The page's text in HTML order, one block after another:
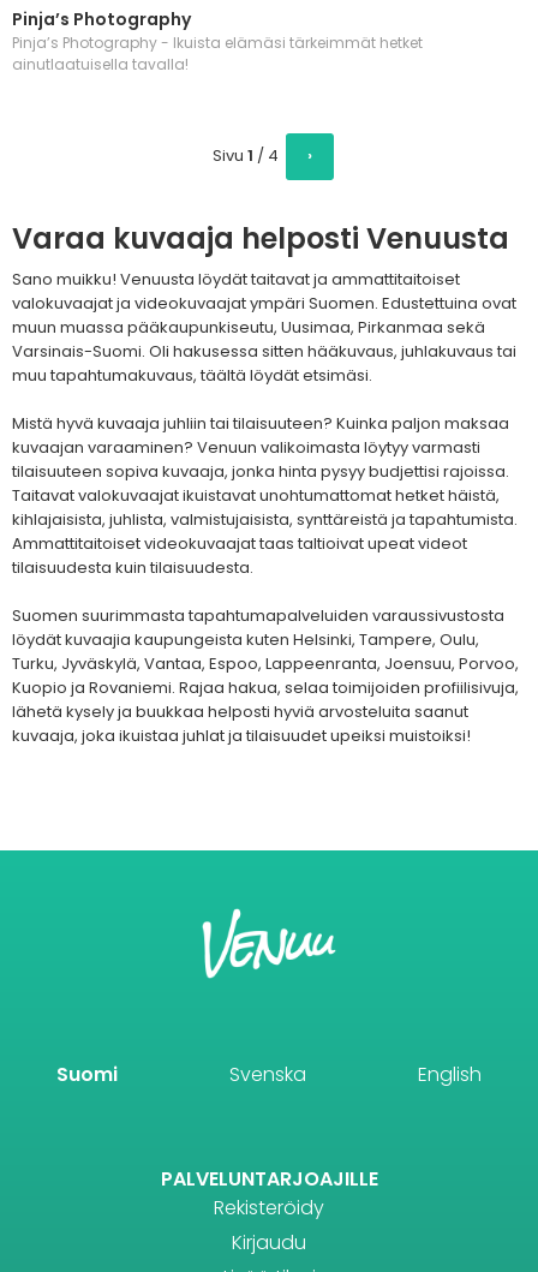
Pinja’s Photography
Pinja’s Photography - Ikuista elämäsi tärkeimmät hetket
ainutlaatuisella tavalla!
Sivu 1 / 4 ›
Varaa kuvaaja helposti Venuusta
Sano muikku! Venuusta löydät taitavat ja ammattitaitoiset
valokuvaajat ja videokuvaajat ympäri Suomen. Edustettuina ovat
muun muassa pääkaupunkiseutu, Uusimaa, Pirkanmaa sekä
Varsinais-Suomi. Oli hakusessa sitten hääkuvaus, juhlakuvaus tai
muu tapahtumakuvaus, täältä löydät etsimäsi.
Mistä hyvä kuvaaja juhliin tai tilaisuuteen? Kuinka paljon maksaa
kuvaajan varaaminen? Venuun valikoimasta löytyy varmasti
tilaisuuteen sopiva kuvaaja, jonka hinta pysyy budjettisi rajoissa.
Taitavat valokuvaajat ikuistavat unohtumattomat hetket häistä,
kihlajaisista, juhlista, valmistujaisista, synttäreistä ja tapahtumista.
Ammattitaitoiset videokuvaajat taas taltioivat upeat videot
tilaisuudesta kuin tilaisuudesta.
Suomen suurimmasta tapahtumapalveluiden varaussivustosta
löydät kuvaajia kaupungeista kuten Helsinki, Tampere, Oulu,
Turku, Jyväskylä, Vantaa, Espoo, Lappeenranta, Joensuu, Porvoo,
Kuopio ja Rovaniemi. Rajaa hakua, selaa toimijoiden profiilisivuja,
lähetä kysely ja buukkaa helposti hyviä arvosteluita saanut
kuvaaja, joka ikuistaa juhlat ja tilaisuudet upeiksi muistoiksi!
Suomi Svenska English
PALVELUNTARJOAJILLE
Rekisteröidy
Kirjaudu